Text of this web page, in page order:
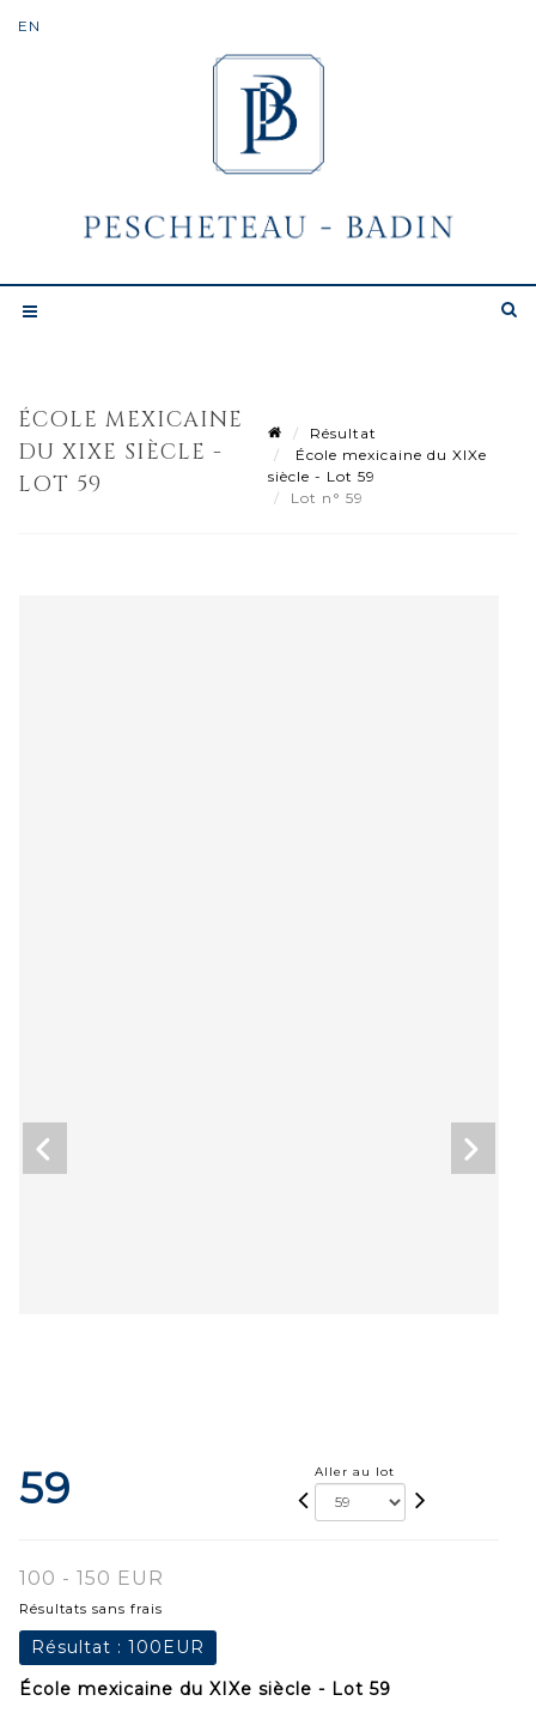
ÉCOLE MEXICAINE
DU XIXE SIÈCLE -
LOT 59
Résultat
École mexicaine du XIXe
siècle - Lot 59
Lot n° 59
59 Aller au lot
100 - 150 EUR
Résultats sans frais
Résultat : 100EUR
École mexicaine du XIXe siècle - Lot 59